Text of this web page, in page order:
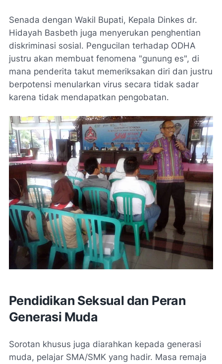
Senada dengan Wakil Bupati, Kepala Dinkes dr.
Hidayah Basbeth juga menyerukan penghentian
diskriminasi sosial. Pengucilan terhadap ODHA
justru akan membuat fenomena "gunung es", di
mana penderita takut memeriksakan diri dan justru
berpotensi menularkan virus secara tidak sadar
karena tidak mendapatkan pengobatan.
Pendidikan Seksual dan Peran
Generasi Muda
Sorotan khusus juga diarahkan kepada generasi
muda, pelajar SMA/SMK yang hadir. Masa remaja